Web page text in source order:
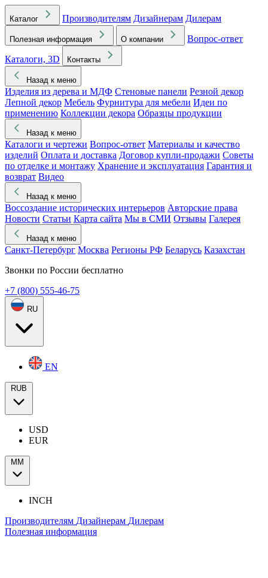
Каталог Производителям Дизайнерам Дилерам
Полезная информация О компании
Вопрос-ответ
Каталоги, 3D
Контакты
Назад к меню
Изделия из дерева и МДФ Стеновые панели Резной декор
Лепной декор Мебель Фурнитура для мебели Идеи по
применению Коллекции декора Образцы продукции
Назад к меню
Каталоги и чертежи Вопрос-ответ Материалы и качество
изделий Оплата и доставка Договор купли-продажи Советы
по отделке и монтажу Хранение и эксплуатация Гарантия и
возврат Видео
Назад к меню
Воссоздание исторических интерьеров Авторские права
Новости Статьи Карта сайта Мы в СМИ Отзывы Галерея
Назад к меню
Санкт-Петербург Москва Регионы РФ Беларусь Казахстан
Звонки по России бесплатно
+7 (800) 555-46-75
RU
EN
RUB
USD
EUR
ММ
INCH
Производителям Дизайнерам Дилерам
Полезная информация